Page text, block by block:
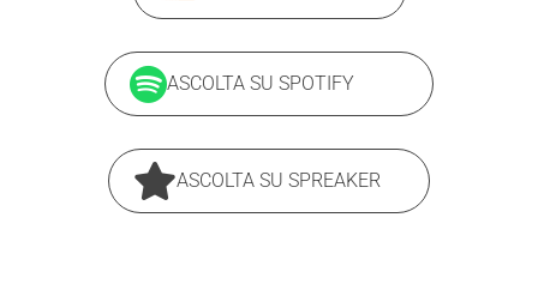
ASCOLTA SU SPOTIFY
ASCOLTA SU SPREAKER